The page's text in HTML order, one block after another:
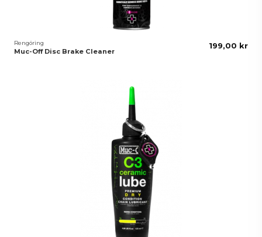
Rengöring
Muc-Off Disc Brake Cleaner
199,00 kr